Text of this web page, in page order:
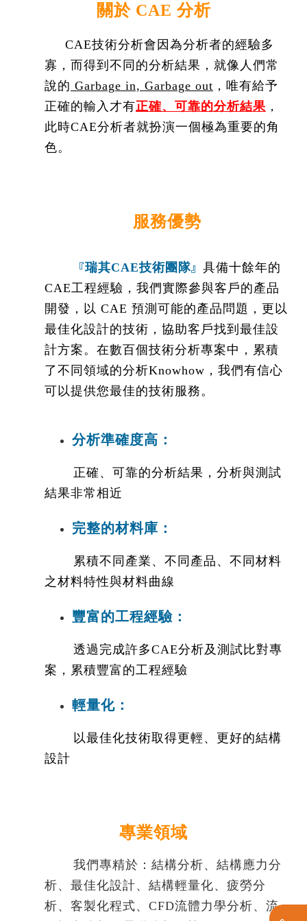
關於 CAE 分析
CAE技術分析會因為分析者的經驗多
寡，而得到不同的分析結果，就像人們常
說的 Garbage in, Garbage out ，唯有給予
正確的輸入才有正確、可靠的分析結果 ，
此時CAE分析者就扮演一個極為重要的角
色。
服務優勢
『瑞其CAE技術團隊』 具備十餘年的
CAE工程經驗，我們實際參與客戶的產品
開發，以 CAE 預測可能的產品問題，更以
最佳化設計的技術，協助客戶找到最佳設
計方案。在數百個技術分析專案中，累積
了不同領域的分析Knowhow，我們有信心
可以提供您最佳的技術服務。
分析準確度高 ：
正確、可靠的分析結果，分析與測試
結果非常相近
完整的材料庫 ：
累積不同產業、不同產品、不同材料
之材料特性與材料曲線
豐富的工程經驗 ：
透過完成許多CAE分析及測試比對專
案，累積豐富的工程經驗
輕量化：
以最佳化技術取得更輕、更好的結構
設計
專業領域
我們專精於：結構分析、結構應力分
析、最佳化設計、結構輕量化、疲勞分
析、客製化程式、CFD流體力學分析、流